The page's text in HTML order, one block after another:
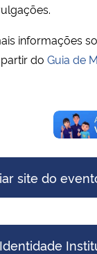
informações
do Guia de
site do